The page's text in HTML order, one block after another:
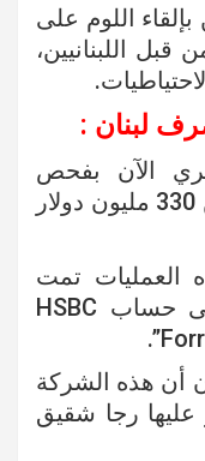
اللوم على
اللبنانيين،
لبنان :
الآن بفحص
المعاملات التي تزيد قيمتها عن 330 مليون دولار
العمليات تمت
على حساب مصرف لبنان إلى حساب HSBC
أن هذه الشركة
عليها رجا شقيق